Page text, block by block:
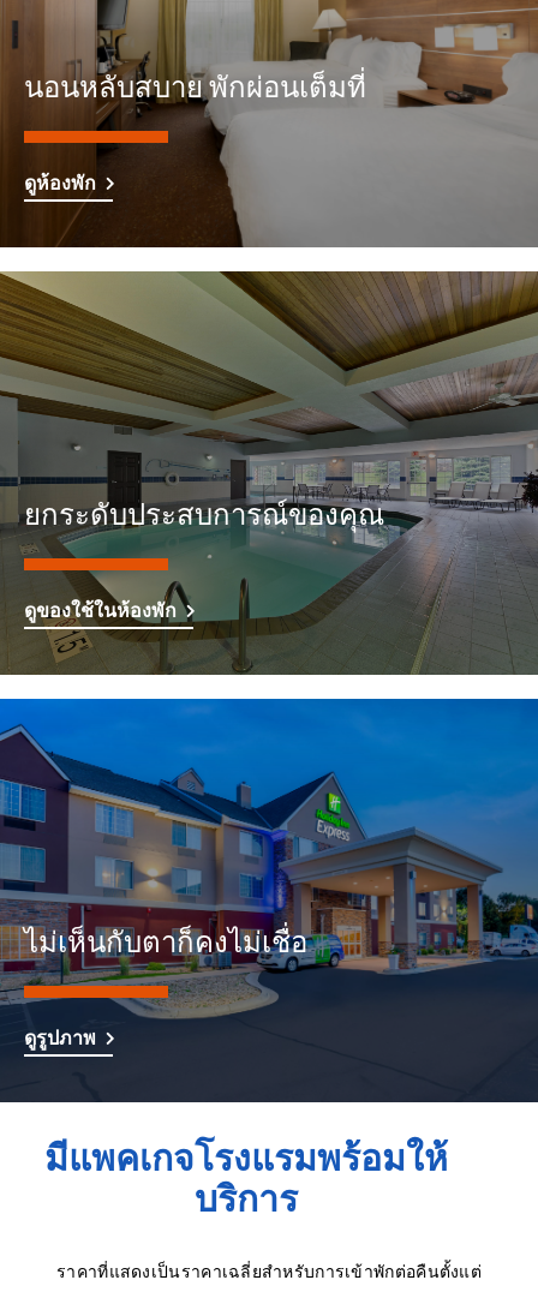
นอนหลับสบาย พักผ่อนเต็มที่
ดูห้องพัก
ยกระดับประสบการณ์ของคุณ
ดูของใช้ในห้องพัก
ไม่เห็นกับตาก็คงไม่เชื่อ
ดูรูปภาพ
มีแพคเกจโรงแรมพร้อมให้
บริการ
ราคาที่แสดงเป็นราคาเฉลี่ยสำหรับการเข้าพักต่อคืนตั้งแต่